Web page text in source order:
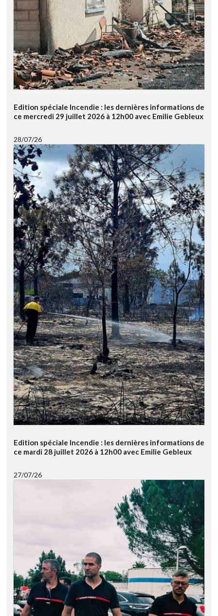
Edition spéciale Incendie : les dernières informations de
ce mercredi 29 juillet 2026 à 12h00 avec Emilie Gebleux
28/07/26
Edition spéciale Incendie : les dernières informations de
ce mardi 28 juillet 2026 à 12h00 avec Emilie Gebleux
27/07/26